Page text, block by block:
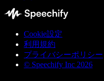
Cookie設定
利用規約
プライバシーポリシー
© Speechify Inc 2026